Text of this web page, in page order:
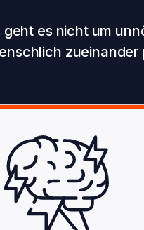
es nicht um
zueinander